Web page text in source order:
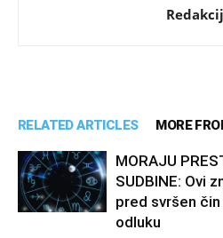
RELATED ARTICLES MORE
MORAJU
SUDBINE: Ovi
pred svršen
odluku